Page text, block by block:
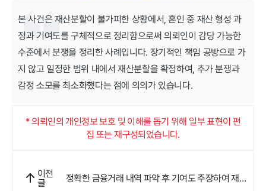
본 사건은 재산분할이 불가피한 상황에서, 혼인 중 재산 형성 과
정과 기여도를 구체적으로 정리함으로써 의뢰인이 감당 가능한
수준에서 분쟁을 정리한 사례입니다. 장기적인 책임 공방으로 가
지 않고 일정한 범위 내에서 재산분할을 확정하여, 추가 분쟁과
감정 소모를 최소화했다는 점에 의의가 있습니다.
* 의뢰인의 개인정보 보호 및 이해를 돕기 위해 일부 표현이 편
집 또는 재구성되었습니다.
이전
글
정확한 금융거래 내역 파악 후 기여도 주장하여 재산